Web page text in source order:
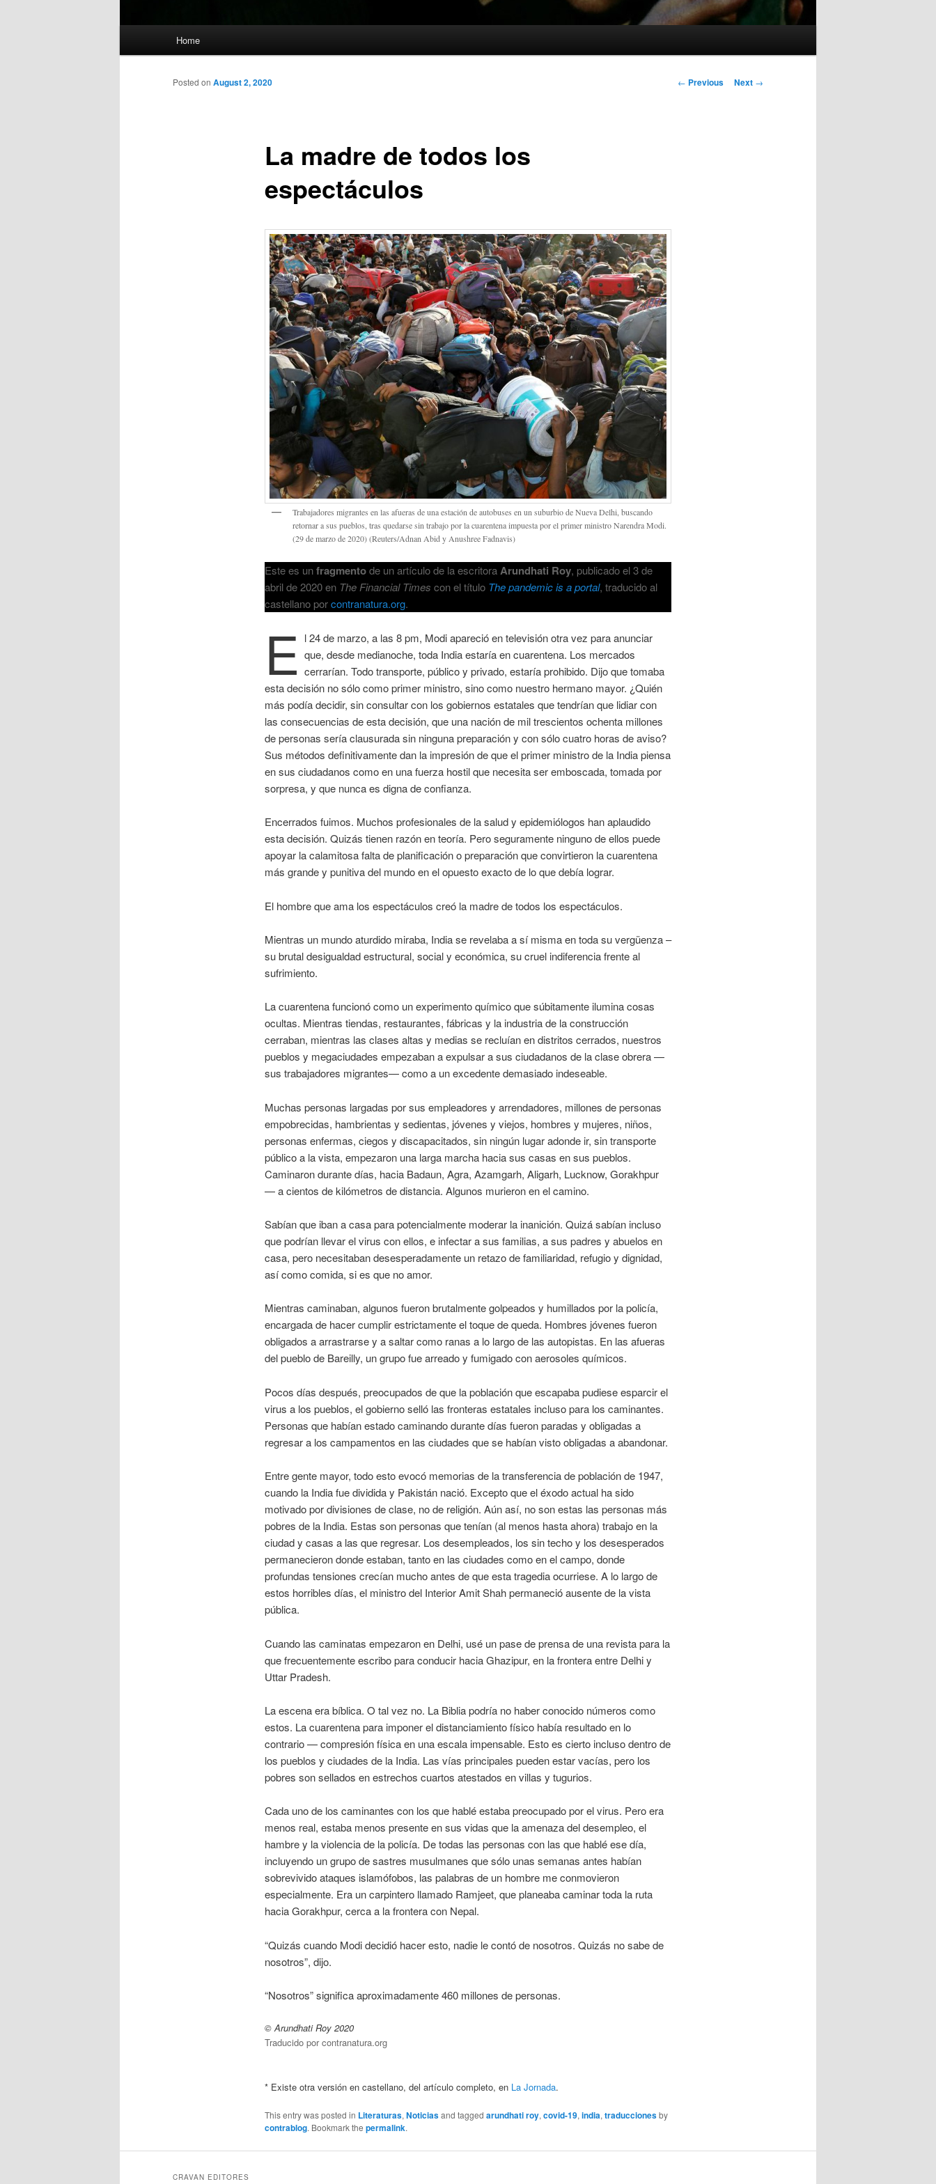
Home
Post
← Previous Next →
La madre de todos los
espectáculos
Posted on August 2, 2020
Trabajadores migrantes en las afueras de una estación de autobuses en un suburbio de Nueva Delhi, buscando
retornar a sus pueblos, tras quedarse sin trabajo por la cuarentena impuesta por el primer ministro Narendra Modi.
(29 de marzo de 2020) (Reuters/Adnan Abid y Anushree Fadnavis)
Este es unfragmentode un artículo de la escritoraArundhati Roy, publicado el 3 de
abril de 2020 en The Financial Times con el título The pandemic is a portal, traducido al
castellano porcontranatura.org.
E l 24 de marzo, a las 8 pm, Modi apareció en televisión otra vez para anunciar
que, desde medianoche, toda India estaría en cuarentena. Los mercados
cerrarían. Todo transporte, público y privado, estaría prohibido. Dijo que tomaba
esta decisión no sólo como primer ministro, sino como nuestro hermano mayor. ¿Quién
más podía decidir, sin consultar con los gobiernos estatales que tendrían que lidiar con
las consecuencias de esta decisión, que una nación de mil trescientos ochenta millones
de personas sería clausurada sin ninguna preparación y con sólo cuatro horas de aviso?
Sus métodos definitivamente dan la impresión de que el primer ministro de la India piensa
en sus ciudadanos como en una fuerza hostil que necesita ser emboscada, tomada por
sorpresa, y que nunca es digna de confianza.
Encerrados fuimos. Muchos profesionales de la salud y epidemiólogos han aplaudido
esta decisión. Quizás tienen razón en teoría. Pero seguramente ninguno de ellos puede
apoyar la calamitosa falta de planificación o preparación que convirtieron la cuarentena
más grande y punitiva del mundo en el opuesto exacto de lo que debía lograr.
El hombre que ama los espectáculos creó la madre de todos los espectáculos.
Mientras un mundo aturdido miraba, India se revelaba a sí misma en toda su vergüenza –
su brutal desigualdad estructural, social y económica, su cruel indiferencia frente al
sufrimiento.
La cuarentena funcionó como un experimento químico que súbitamente ilumina cosas
ocultas. Mientras tiendas, restaurantes, fábricas y la industria de la construcción
cerraban, mientras las clases altas y medias se recluían en distritos cerrados, nuestros
pueblos y megaciudades empezaban a expulsar a sus ciudadanos de la clase obrera —
sus trabajadores migrantes— como a un excedente demasiado indeseable.
Muchas personas largadas por sus empleadores y arrendadores, millones de personas
empobrecidas, hambrientas y sedientas, jóvenes y viejos, hombres y mujeres, niños,
personas enfermas, ciegos y discapacitados, sin ningún lugar adonde ir, sin transporte
público a la vista, empezaron una larga marcha hacia sus casas en sus pueblos.
Caminaron durante días, hacia Badaun, Agra, Azamgarh, Aligarh, Lucknow, Gorakhpur
— a cientos de kilómetros de distancia. Algunos murieron en el camino.
Sabían que iban a casa para potencialmente moderar la inanición. Quizá sabían incluso
que podrían llevar el virus con ellos, e infectar a sus familias, a sus padres y abuelos en
casa, pero necesitaban desesperadamente un retazo de familiaridad, refugio y dignidad,
así como comida, si es que no amor.
Mientras caminaban, algunos fueron brutalmente golpeados y humillados por la policía,
encargada de hacer cumplir estrictamente el toque de queda. Hombres jóvenes fueron
obligados a arrastrarse y a saltar como ranas a lo largo de las autopistas. En las afueras
del pueblo de Bareilly, un grupo fue arreado y fumigado con aerosoles químicos.
Pocos días después, preocupados de que la población que escapaba pudiese esparcir el
virus a los pueblos, el gobierno selló las fronteras estatales incluso para los caminantes.
Personas que habían estado caminando durante días fueron paradas y obligadas a
regresar a los campamentos en las ciudades que se habían visto obligadas a abandonar.
Entre gente mayor, todo esto evocó memorias de la transferencia de población de 1947,
cuando la India fue dividida y Pakistán nació. Excepto que el éxodo actual ha sido
motivado por divisiones de clase, no de religión. Aún así, no son estas las personas más
pobres de la India. Estas son personas que tenían (al menos hasta ahora) trabajo en la
ciudad y casas a las que regresar. Los desempleados, los sin techo y los desesperados
permanecieron donde estaban, tanto en las ciudades como en el campo, donde
profundas tensiones crecían mucho antes de que esta tragedia ocurriese. A lo largo de
estos horribles días, el ministro del Interior Amit Shah permaneció ausente de la vista
pública.
Cuando las caminatas empezaron en Delhi, usé un pase de prensa de una revista para la
que frecuentemente escribo para conducir hacia Ghazipur, en la frontera entre Delhi y
Uttar Pradesh.
La escena era bíblica. O tal vez no. La Biblia podría no haber conocido números como
estos. La cuarentena para imponer el distanciamiento físico había resultado en lo
contrario — compresión física en una escala impensable. Esto es cierto incluso dentro de
los pueblos y ciudades de la India. Las vías principales pueden estar vacías, pero los
pobres son sellados en estrechos cuartos atestados en villas y tugurios.
Cada uno de los caminantes con los que hablé estaba preocupado por el virus. Pero era
menos real, estaba menos presente en sus vidas que la amenaza del desempleo, el
hambre y la violencia de la policía. De todas las personas con las que hablé ese día,
incluyendo un grupo de sastres musulmanes que sólo unas semanas antes habían
sobrevivido ataques islamófobos, las palabras de un hombre me conmovieron
especialmente. Era un carpintero llamado Ramjeet, que planeaba caminar toda la ruta
hacia Gorakhpur, cerca a la frontera con Nepal.
“Quizás cuando Modi decidió hacer esto, nadie le contó de nosotros. Quizás no sabe de
nosotros”, dijo.
“Nosotros” significa aproximadamente 460 millones de personas.
© Arundhati Roy 2020
Traducido por contranatura.org
* Existe otra versión en castellano, del artículo completo, en La Jornada.
This entry was posted in Literaturas, Noticiasand tagged arundhati roy, covid-19, india, traduccionesby
contrablog. Bookmark the permalink.
CRAVAN EDITORES